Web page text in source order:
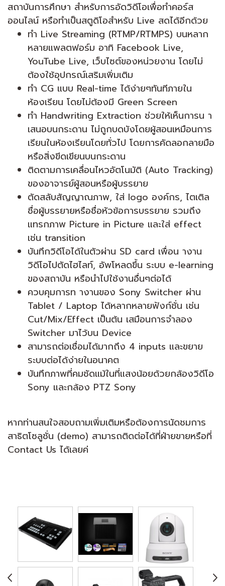
สถาบันการศึกษา สำหรับการอัดวิดีโอเพื่อทำคอร์ส
ออนไลน์ หรือทำเป็นสตูดิโอสำหรับ Live สดได้อีกด้วย
ทำ Live Streaming (RTMP/RTMPS) บนหลาก
หลายแพลตฟอร์ม อาทิ Facebook Live,
YouTube Live, เว็บไซต์ของหน่วยงาน โดยไม่
ต้องใช้อุปกรณ์เสริมเพิ่มเติม
ทำ CG แบบ Real-time ได้ง่ายๆทันทีภายใน
ห้องเรียน โดยไม่ต้องมี Green Screen
ทำ Handwriting Extraction ช่วยให้เห็นการน า
เสนอบนกระดาน ไม่ถูกบดบังโดยผู้สอนเหมือนการ
เรียนในห้องเรียนโดยทั่วไป โดยการคัดลอกลายมือ
หรือสิ่งขีดเขียนบนกระดาน
ติดตามการเคลื่อนไหวอัตโนมัติ (Auto Tracking)
ของอาจารย์ผู้สอนหรือผู้บรรยาย
ตัดสลับสัญญาณภาพ, ใส่ logo องค์กร, ไตเติล
ชื่อผู้บรรยายหรือชื่อหัวข้อการบรรยาย รวมถึง
แทรกภาพ Picture in Picture และใส่ effect
เช่น transition
บันทึกวิดีโอได้ในตัวผ่าน SD card เพื่อน างาน
วิดีโอไปตัดไฮไลท์, อัพโหลดขึ้น ระบบ e-learning
ของสถาบัน หรือนำไปใช้งานอื่นๆต่อได้
ควบคุมการท างานของ Sony Switcher ผ่าน
Tablet / Laptop ได้หลากหลายฟังก์ชั่น เช่น
Cut/Mix/Effect เป็นต้น เสมือนการจำลอง
Switcher มาไว้บน Device
สามารถต่อเชื่อมได้มากถึง 4 inputs และขยาย
ระบบต่อได้ง่ายในอนาคต
บันทึกภาพที่คมชัดแม้ในที่แสงน้อยด้วยกล้องวิดีโอ
Sony และกล้อง PTZ Sony
หากท่านสนใจสอบถามเพิ่มเติมหรือต้องการนัดชมการ
สาธิตโซลูชั่น (demo) สามารถติดต่อได้ที่ฝ่ายขายหรือที่
Contact Us ได้เลยค่